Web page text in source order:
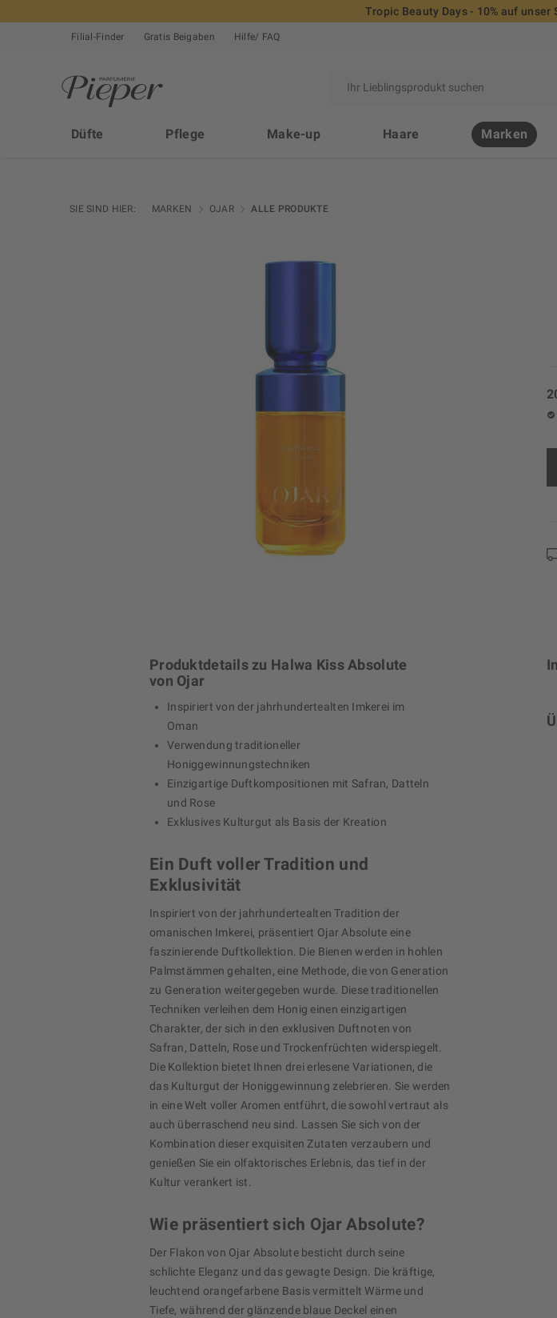
Tropic Beauty Days - 10% auf
Filial-Finder Gratis Beigaben Hilfe/ FAQ
Düfte Pflege Make-up Haare Marken
SIE SIND HIER: MARKEN OJAR ALLE PRODUKTE
Produktdetails zu Halwa Kiss Absolute
von Ojar
Inspiriert von der jahrhundertealten Imkerei im
Oman
Verwendung traditioneller
Honiggewinnungstechniken
Einzigartige Duftkompositionen mit Safran, Datteln
und Rose
Exklusives Kulturgut als Basis der Kreation
Ein Duft voller Tradition und
Exklusivität
Inspiriert von der jahrhundertealten Tradition der
omanischen Imkerei, präsentiert Ojar Absolute eine
faszinierende Duftkollektion. Die Bienen werden in hohlen
Palmstämmen gehalten, eine Methode, die von Generation
zu Generation weitergegeben wurde. Diese traditionellen
Techniken verleihen dem Honig einen einzigartigen
Charakter, der sich in den exklusiven Duftnoten von
Safran, Datteln, Rose und Trockenfrüchten widerspiegelt.
Die Kollektion bietet Ihnen drei erlesene Variationen, die
das Kulturgut der Honiggewinnung zelebrieren. Sie werden
in eine Welt voller Aromen entführt, die sowohl vertraut als
auch überraschend neu sind. Lassen Sie sich von der
Kombination dieser exquisiten Zutaten verzaubern und
genießen Sie ein olfaktorisches Erlebnis, das tief in der
Kultur verankert ist.
Wie präsentiert sich Ojar Absolute?
Der Flakon von Ojar Absolute besticht durch seine
schlichte Eleganz und das gewagte Design. Die kräftige,
leuchtend orangefarbene Basis vermittelt Wärme und
Tiefe, während der glänzende blaue Deckel einen